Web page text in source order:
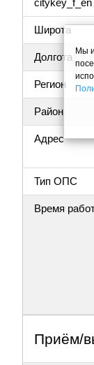
citykey_f_en
Широта
Долгота
Регион
Район
Адрес
Тип ОПС
Время
Приём/
Мы